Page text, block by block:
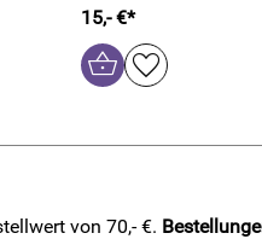
15,- €*
von 70,- €.